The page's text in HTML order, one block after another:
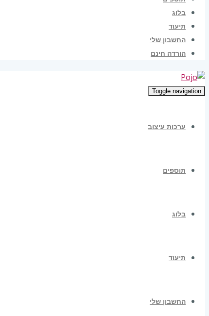
בלוג
תיעוד
החשבון שלי
הורדה חינם
Toggle navigation
ערכות עיצוב
תוספים
בלוג
תיעוד
החשבון שלי